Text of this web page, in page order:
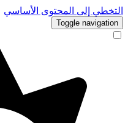
التخطي إلى المحتوى الأساسي
Toggle navigation